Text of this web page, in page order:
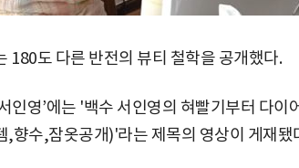
180도 다른 반전의 뷰티 철학을 공개했다.
인영’에는 '백수 서인영의 혀빨기부터 다이
,향수,잠옷공개)'라는 제목의 영상이 게재됐